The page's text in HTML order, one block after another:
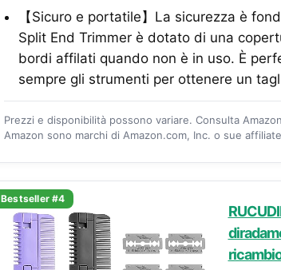
【Sicuro e portatile】La sicurezza è
Split End Trimmer è dotato di una
bordi affilati quando non è in uso. È
sempre gli strumenti per ottenere un
Prezzi e disponibilità possono variare. Consulta
Amazon sono marchi di Amazon.com, Inc. o sue
Bestseller #4